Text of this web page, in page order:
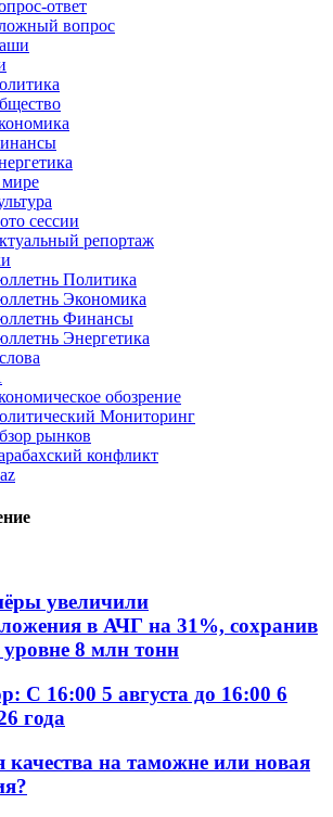
ответ
вопрос
сессии
репортаж
Политика
Экономика
Финансы
Энергетика
обозрение
Мониторинг
рынков
конфликт
увеличили
в АЧГ на 31%, сохранив
8 млн тонн
С 16:00 5 августа до 16:00 6
года
на таможне или новая